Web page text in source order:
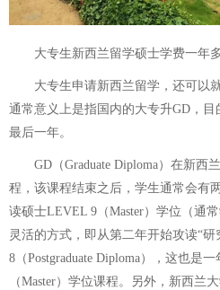
大专生新西兰留学硕士学费一年
大专生申请新西兰留学，还可以就
通常意义上是指国内的大专升GD，
最后一年。
GD（Graduate Diploma）在新西
程，该课程结束之后，学生通常会有
读硕士LEVEL 9（Master）学位（通
灵活的方式，即从第二年开始攻读“
8（Postgraduate Diploma），这也是
（Master）学位课程。另外，新西兰